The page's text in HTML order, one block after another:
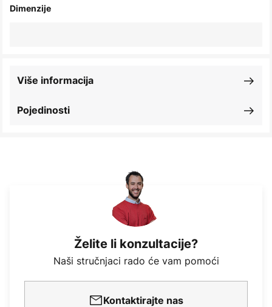
Dimenzije
Pojedinosti
Više informacija
Želite li konzultacije?
Naši stručnjaci rado će vam pomoći
Kontaktirajte nas